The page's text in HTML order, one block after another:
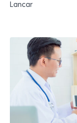
Lancar